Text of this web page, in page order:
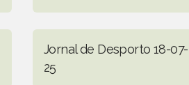
Jornal de Desporto 18-07-
25